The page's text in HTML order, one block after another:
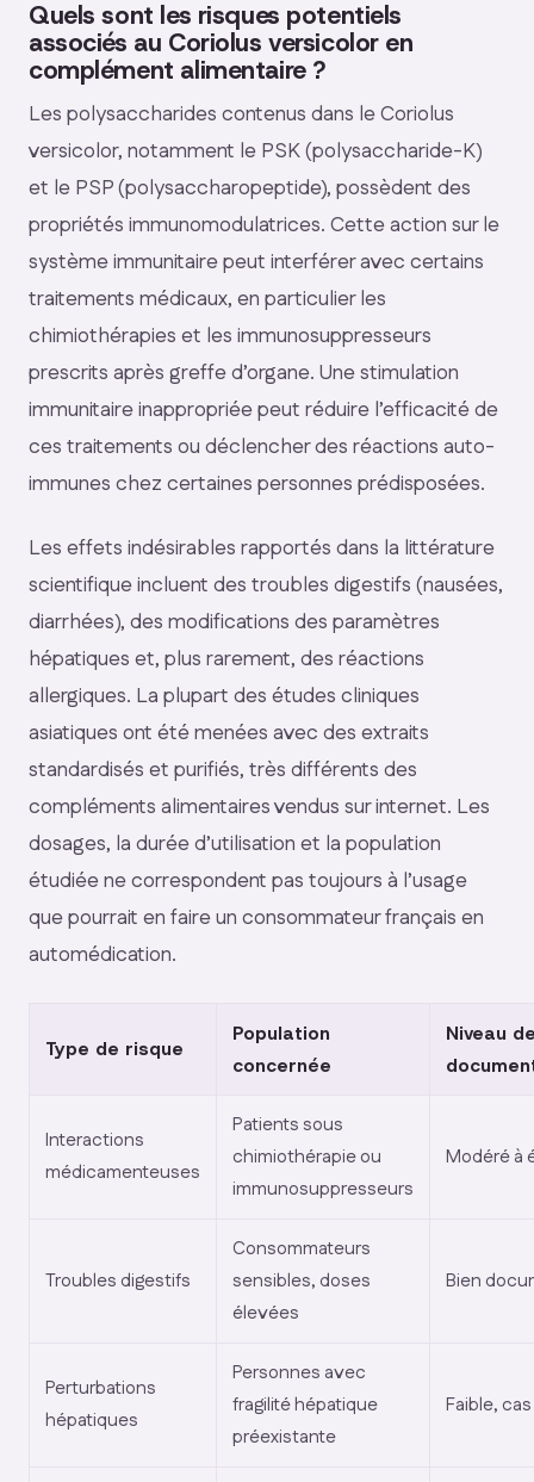
Quels sont les risques potentiels
associés au Coriolus versicolor en
complément alimentaire ?
Les polysaccharides contenus dans le Coriolus
versicolor, notamment le PSK (polysaccharide-K)
et le PSP (polysaccharopeptide), possèdent des
propriétés immunomodulatrices. Cette action sur le
système immunitaire peut interférer avec certains
traitements médicaux, en particulier les
chimiothérapies et les immunosuppresseurs
prescrits après greffe d’organe. Une stimulation
immunitaire inappropriée peut réduire l’efficacité de
ces traitements ou déclencher des réactions auto-
immunes chez certaines personnes prédisposées.
Les effets indésirables rapportés dans la littérature
scientifique incluent des troubles digestifs (nausées,
diarrhées), des modifications des paramètres
hépatiques et, plus rarement, des réactions
allergiques. La plupart des études cliniques
asiatiques ont été menées avec des extraits
standardisés et purifiés, très différents des
compléments alimentaires vendus sur internet. Les
dosages, la durée d’utilisation et la population
étudiée ne correspondent pas toujours à l’usage
que pourrait en faire un consommateur français en
automédication.
Type de risque
Population
concernée
Niveau
Interactions
médicamenteuses
Patients sous
chimiothérapie ou
immunosuppresseurs
Modéré à
Troubles digestifs
Consommateurs
sensibles, doses
élevées
Bien
Perturbations
hépatiques
Personnes avec
fragilité hépatique
préexistante
Faible,